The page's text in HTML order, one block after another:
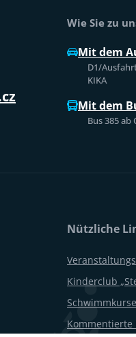
Wie Sie zu
Mit dem
D1/
KIKA
Mit dem
Bus 385 ab
Nützliche
Kinderclub
Schwimmkurse
Kommentierte